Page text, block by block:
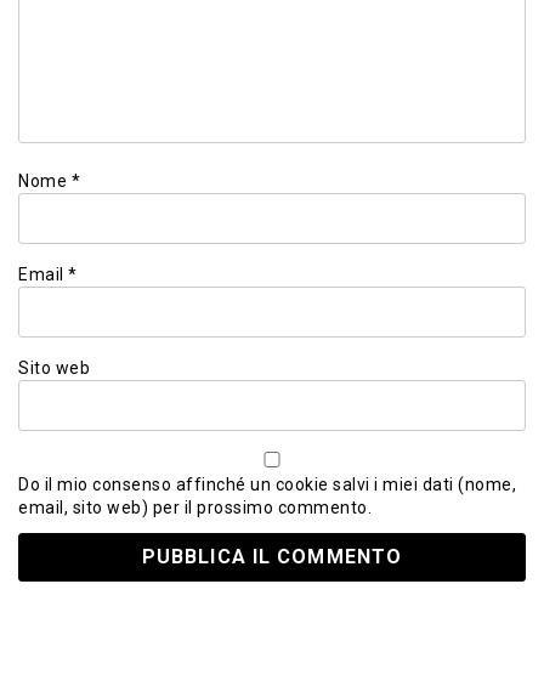
Nome *
Email *
Sito web
Do il mio consenso affinché un cookie salvi i miei dati (nome,
email, sito web) per il prossimo commento.